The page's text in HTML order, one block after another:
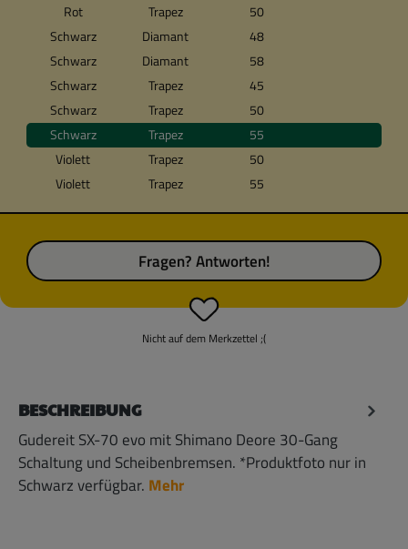
Rot
Trapez
50
Schwarz
Diamant
48
Schwarz
Diamant
58
Schwarz
Trapez
45
Schwarz
Trapez
50
Schwarz
Trapez
55
Violett
Trapez
50
Violett
Trapez 55
Nicht auf dem Merkzettel ;(
Fragen? Antworten!
BESCHREIBUNG
Gudereit SX-70 evo mit Shimano Deore 30-Gang
Schaltung und Scheibenbremsen. *Produktfoto nur in
Schwarz verfügbar. Mehr